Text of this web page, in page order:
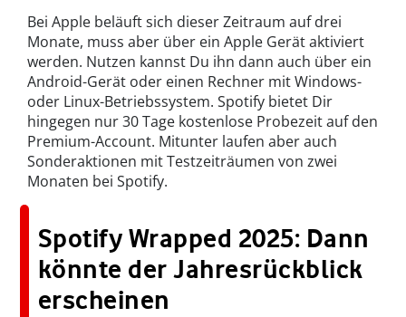
Bei Apple beläuft sich dieser Zeitraum auf drei
Monate, muss aber über ein Apple Gerät aktiviert
werden. Nutzen kannst Du ihn dann auch über ein
Android-Gerät oder einen Rechner mit Windows-
oder Linux-Betriebssystem. Spotify bietet Dir
hingegen nur 30 Tage kostenlose Probezeit auf den
Premium-Account. Mitunter laufen aber auch
Sonderaktionen mit Testzeiträumen von zwei
Monaten bei Spotify.
Spotify Wrapped 2025: Dann
könnte der Jahresrückblick
erscheinen